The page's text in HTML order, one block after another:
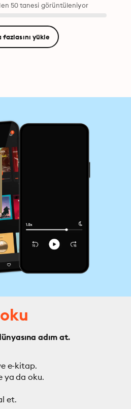
50 tanesi görüntüleniyor
fazlasını yükle
adım at.
e-kitap.
ya da oku.
et.